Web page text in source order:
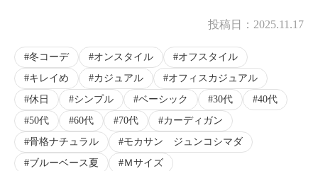
投稿日： 2025.11.17
冬コーデ オンスタイル
オフスタイル
キレイめ
カジュアル
オフィスカジュアル
休日
シンプル ベーシック 30代
40代
50代
60代 70代
カーディガン
骨格ナチュラル
モカサン ジュンコシマダ
ブルーベース夏
Ｍサイズ